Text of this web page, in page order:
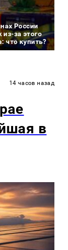
России
за этого
что купить?
14 часов назад
в